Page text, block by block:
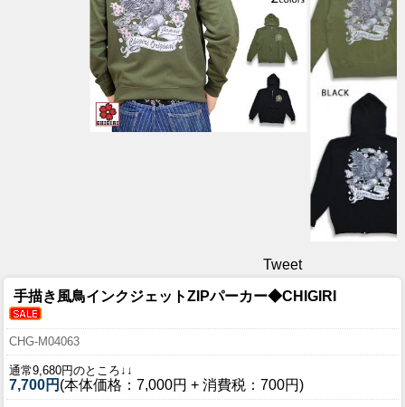
Tweet
手描き風鳥インクジェットZIPパーカー◆CHIGIRI
CHG-M04063
通常9,680円のところ↓↓
7,700円 (本体価格：7,000円 + 消費税：700円)